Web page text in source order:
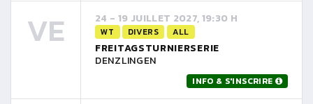
VE 24 - 19 JUILLET 2027, 19:30 H
WT DIVERS ALL
FREITAGSTURNIERSERIE
DENZLINGEN
INFO & S'INSCRIRE